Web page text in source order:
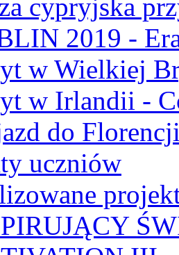
cypryjska
2019 -
w Wielkiej
w Irlandii -
do
uczniów